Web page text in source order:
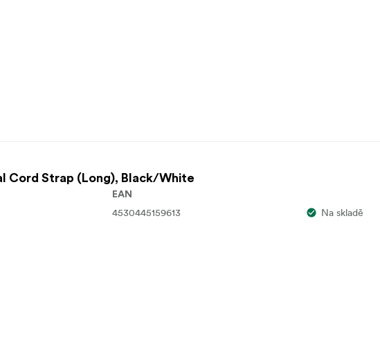
Cord Strap (Long), Black/White
EAN
4530445159613 Na skladě